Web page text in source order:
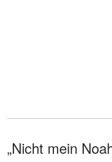
„Nicht mein